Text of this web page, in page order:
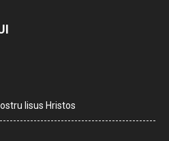
Iisus Hristos